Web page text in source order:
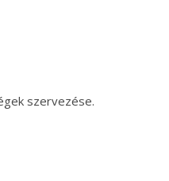
szervezése.